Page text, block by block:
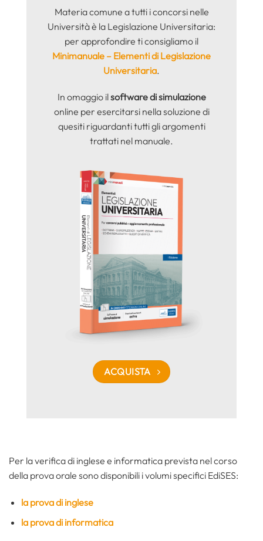
Materia comune a tutti i concorsi nelle
Università è la Legislazione Universitaria:
per approfondire ti consigliamo il
Minimanuale – Elementi di Legislazione
Universitaria.
In omaggio ilsoftware di simulazione
online per esercitarsi nella soluzione di
quesiti riguardanti tutti gli argomenti
trattati nel manuale.
ACQUISTA
Per la verifica di inglese e informatica prevista nel corso
della prova orale sono disponibili i volumi specifici EdiSES:
la prova di inglese
la prova di informatica